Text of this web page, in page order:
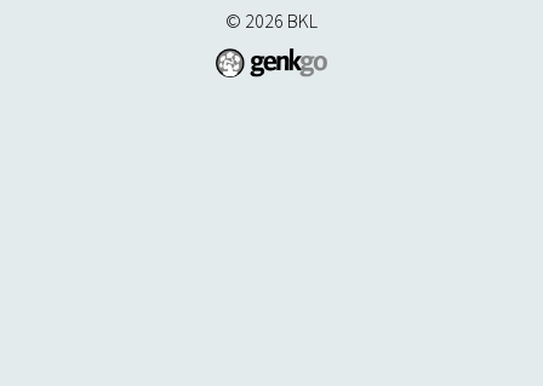
© 2026 BKL